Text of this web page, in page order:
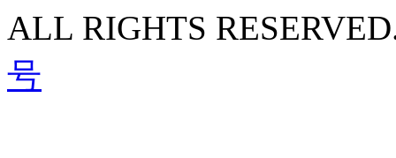
ALL RIGHTS
号